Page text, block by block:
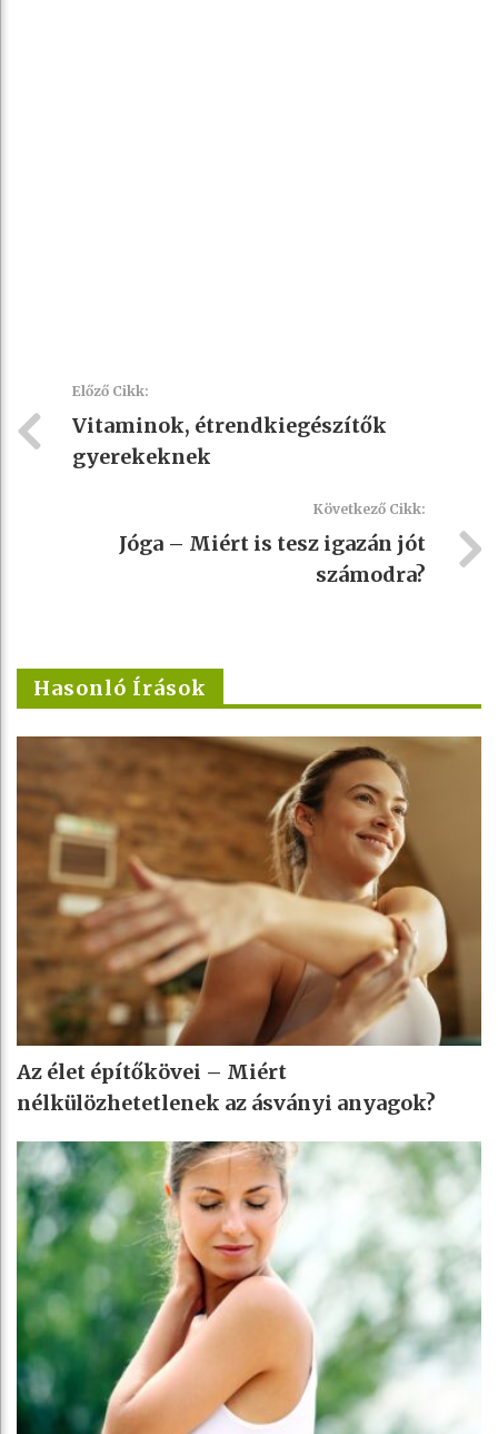
Előző Cikk:
Vitaminok, étrendkiegészítők
gyerekeknek
Következő Cikk:
Jóga – Miért is tesz igazán jót
számodra?
Hasonló Írások
Az élet építőkövei – Miért
nélkülözhetetlenek az ásványi anyagok?